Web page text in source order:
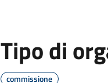
Tipo di
commissione